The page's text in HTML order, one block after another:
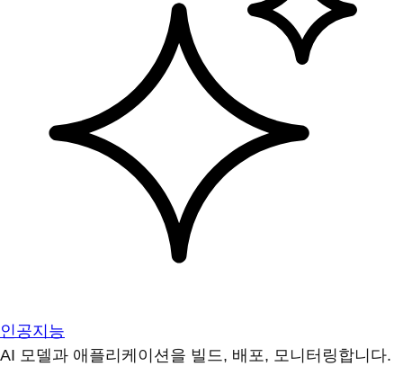
인공지능
AI 모델과 애플리케이션을 빌드, 배포, 모니터링합니다.